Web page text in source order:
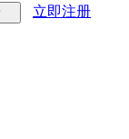
立即注册